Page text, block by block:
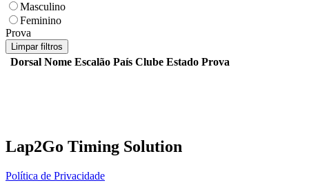
Masculino
Feminino
Prova
Limpar filtros
Dorsal Nome Escalão País Clube Estado Prova
Lap2Go Timing Solution
Política de Privacidade